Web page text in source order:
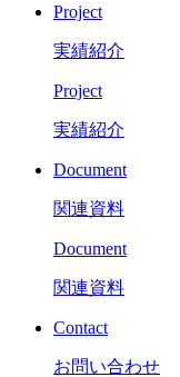
Project
実績紹介
Project
実績紹介
Document
関連資料
Document
関連資料
Contact
お問い合わせ